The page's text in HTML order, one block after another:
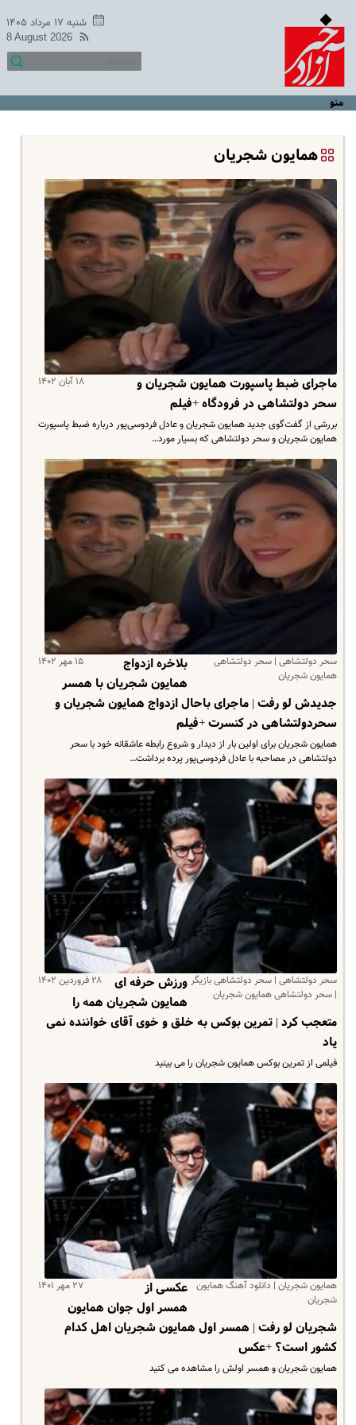
شنبه ۱۷ مرداد ۱۴۰۵
8 August 2026
منو
همایون شجریان
۱۸ آبان ۱۴۰۲
ماجرای ضبط پاسپورت همایون شجریان و
سحر دولتشاهی در فرودگاه +فیلم
بررشی از گفت‌گوی جدید همایون شجریان و عادل فردوسی‌پور درباره ضبط پاسپورت
همایون شجریان و سحر دولتشاهی که بسیار مورد…
سحر دولتشاهی | سحر دولتشاهی
همایون شجریان
۱۵ مهر ۱۴۰۲
بلاخره ازدواج
همایون شجریان با همسر
جدیدش لو رفت | ماجرای باحال ازدواج همایون شجریان و
سحردولتشاهی در‌ کنسرت +فیلم
همایون شجریان برای اولین بار از دیدار و شروع رابطه عاشقانه خود با سحر
دولتشاهی در مصاحبه با عادل فردوسی‌پور پرده برداشت…
سحر دولتشاهی | سحر دولتشاهی بازیگر
| سحر دولتشاهی همایون شجریان
۲۸ فروردین ۱۴۰۲
ورزش حرفه ای
همایون شجریان همه را
متعجب کرد | تمرین بوکس به خلق و خوی آقای خواننده نمی
یاد
فیلمی از تمرین بوکس همایون شجریان را می بینید
همایون شجریان | دانلود آهنگ همایون
شجریان
۲۷ مهر ۱۴۰۱
عکسی از
همسر اول جوان همایون
شجریان لو رفت | همسر اول همایون شجریان اهل کدام
کشور است؟ +عکس
همایون شجریان و همسر اولش را مشاهده می کنید